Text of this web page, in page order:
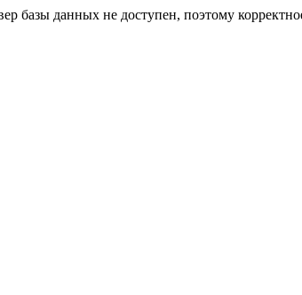
базы данных не доступен, поэтому